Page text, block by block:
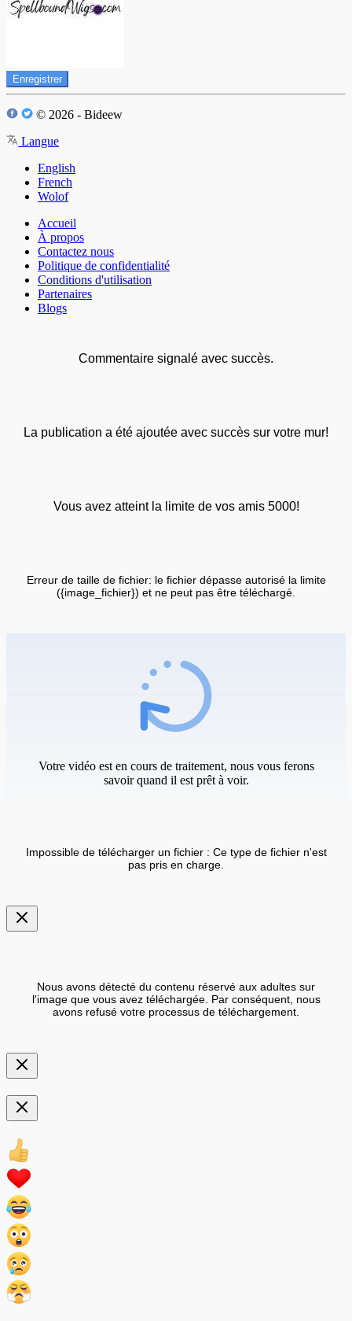
Enregistrer
© 2026 - Bideew
Langue
English
French
Wolof
Accueil
À propos
Contactez nous
Politique de confidentialité
Conditions d'utilisation
Partenaires
Blogs
Commentaire signalé avec succès.
La publication a été ajoutée avec succès sur votre mur!
Vous avez atteint la limite de vos amis 5000!
Erreur de taille de fichier: le fichier dépasse autorisé la limite
({image_fichier}) et ne peut pas être téléchargé.
Votre vidéo est en cours de traitement, nous vous ferons
savoir quand il est prêt à voir.
Impossible de télécharger un fichier : Ce type de fichier n'est
pas pris en charge.
Nous avons détecté du contenu réservé aux adultes sur
l'image que vous avez téléchargée. Par conséquent, nous
avons refusé votre processus de téléchargement.